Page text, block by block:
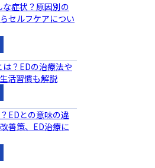
な症状？原因別の
セルフケアについ
は？EDの治療法や
活習慣も解説
EDとの意味の違
善策、ED治療に